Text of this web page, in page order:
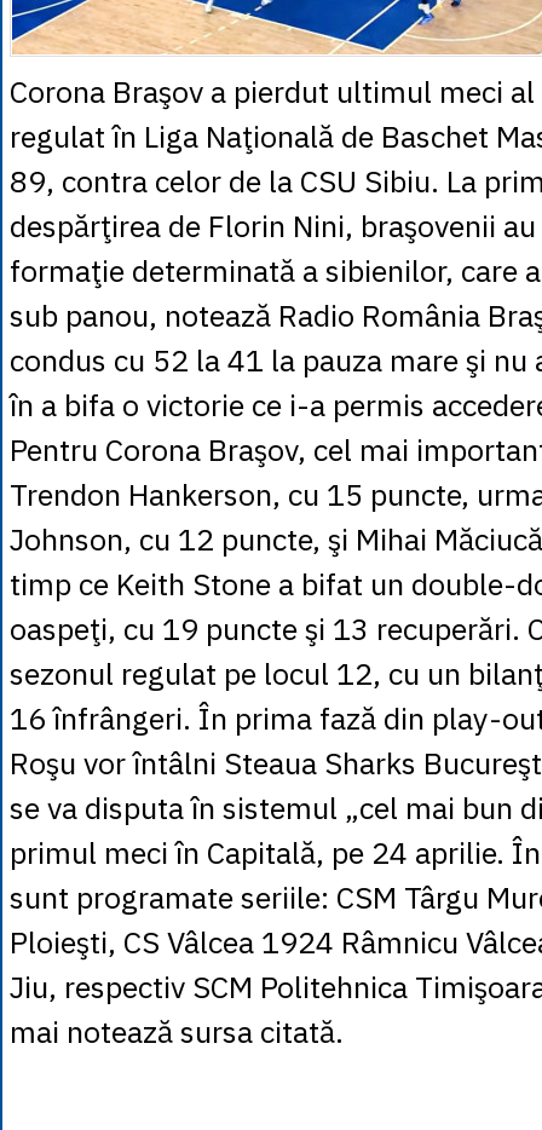
Corona Braşov a pierdut ultimul meci
regulat în Liga Naţională de Baschet
89, contra celor de la CSU Sibiu. La
despărţirea de Florin Nini, braşovenii
formaţie determinată a sibienilor, care
sub panou, notează Radio România
condus cu 52 la 41 la pauza mare şi nu
în a bifa o victorie ce i-a permis
Pentru Corona Braşov, cel mai
Trendon Hankerson, cu 15 puncte,
Johnson, cu 12 puncte, şi Mihai
timp ce Keith Stone a bifat un double-
oaspeţi, cu 19 puncte şi 13 recuperări.
sezonul regulat pe locul 12, cu un
16 înfrângeri. În prima fază din play-
Roşu vor întâlni Steaua Sharks
se va disputa în sistemul „cel mai bun
primul meci în Capitală, pe 24 aprilie.
sunt programate seriile: CSM Târgu
Ploieşti, CS Vâlcea 1924 Râmnicu
Jiu, respectiv SCM Politehnica
mai notează sursa citată.